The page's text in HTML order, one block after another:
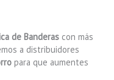
de Banderas con más
a distribuidores
para que aumentes